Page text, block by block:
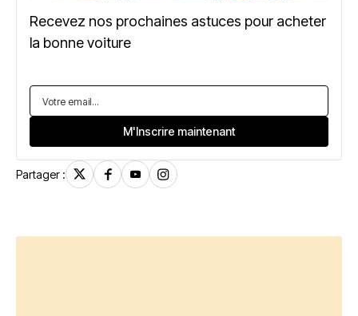
Recevez nos prochaines astuces pour acheter
la bonne voiture
Partager :